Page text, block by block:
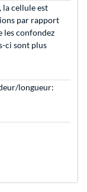
la cellule est
par rapport
les confondez
ci sont plus
longueur: